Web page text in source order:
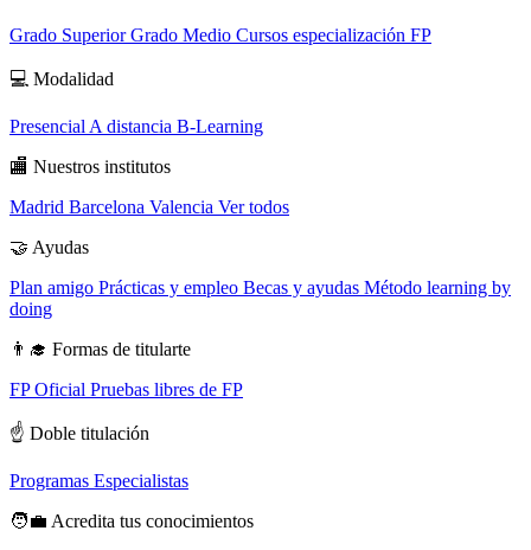
Grado SuperiorGrado Medio Cursos especialización FP
💻 Modalidad
Presencial A distancia B-Learning
🏬 Nuestros institutos
Madrid Barcelona Valencia Ver todos
🤝 Ayudas
Plan amigo Prácticas y empleo Becas y ayudas Método learning by
doing
👨‍🎓 Formas de titularte
FP Oficial Pruebas libres de FP
☝️ Doble titulación
Programas Especialistas
🧑‍💼 Acredita tus conocimientos